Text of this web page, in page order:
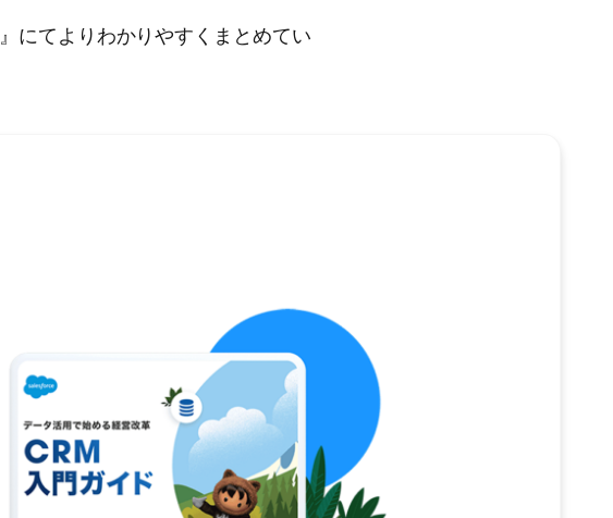
』にてよりわかりやすくまとめてい